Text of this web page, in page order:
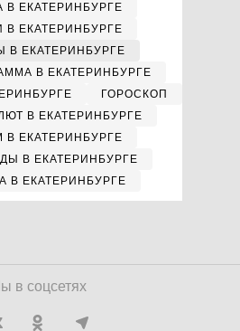
В ЕКАТЕРИНБУРГЕ
В ЕКАТЕРИНБУРГЕ
В ЕКАТЕРИНБУРГЕ
В ЕКАТЕРИНБУРГЕ
ГОРОСКОП
В ЕКАТЕРИНБУРГЕ
В ЕКАТЕРИНБУРГЕ
В ЕКАТЕРИНБУРГЕ
В ЕКАТЕРИНБУРГЕ
в соцсетях